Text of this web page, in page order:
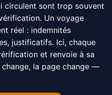
circulent sont trop souvent
Un voyage
réel : indemnités
justificatifs. Ici, chaque
et renvoie à sa
la page change —